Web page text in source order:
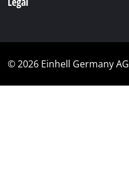
© 2026 Einhell Germany AG